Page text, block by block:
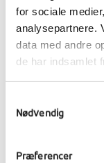
for sociale
analysepartnere.
data med andre
de har indsamlet
Nødvendig
Præferencer
under
Vi tilbyder
Eftersom